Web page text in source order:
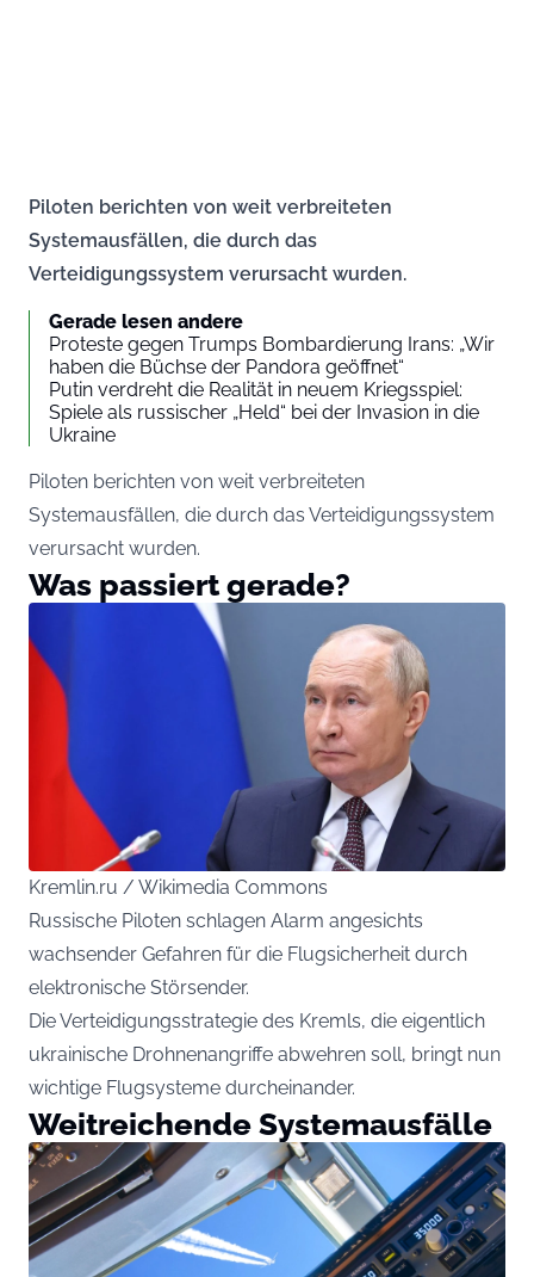
Piloten berichten von weit verbreiteten
Systemausfällen, die durch das
Verteidigungssystem verursacht wurden.
Gerade lesen andere
Proteste gegen Trumps Bombardierung Irans: „Wir
haben die Büchse der Pandora geöffnet“
Putin verdreht die Realität in neuem Kriegsspiel:
Spiele als russischer „Held“ bei der Invasion in die
Ukraine
Piloten berichten von weit verbreiteten
Systemausfällen, die durch das Verteidigungssystem
verursacht wurden.
Was passiert gerade?
Kremlin.ru / Wikimedia Commons
Russische Piloten schlagen Alarm angesichts
wachsender Gefahren für die Flugsicherheit durch
elektronische Störsender.
Die Verteidigungsstrategie des Kremls, die eigentlich
ukrainische Drohnenangriffe abwehren soll, bringt nun
wichtige Flugsysteme durcheinander.
Weitreichende Systemausfälle